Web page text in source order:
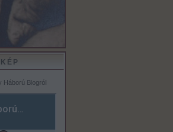
Háború Blogról